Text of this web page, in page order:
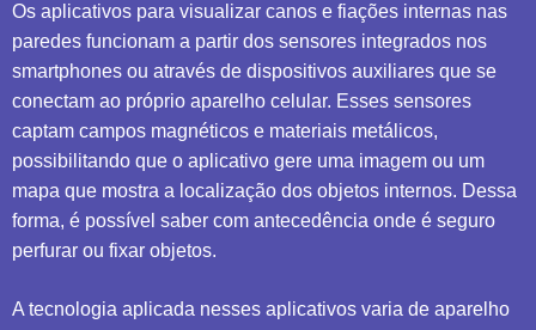
Os aplicativos para visualizar canos e fiações internas nas
paredes funcionam a partir dos sensores integrados nos
smartphones ou através de dispositivos auxiliares que se
conectam ao próprio aparelho celular. Esses sensores
captam campos magnéticos e materiais metálicos,
possibilitando que o aplicativo gere uma imagem ou um
mapa que mostra a localização dos objetos internos. Dessa
forma, é possível saber com antecedência onde é seguro
perfurar ou fixar objetos.
A tecnologia aplicada nesses aplicativos varia de aparelho